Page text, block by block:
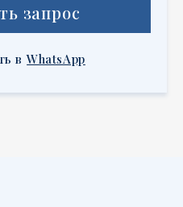
запрос
в WhatsApp